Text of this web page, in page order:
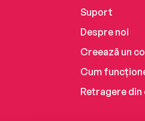
Suport
Despre noi
Creează un
Cum
Retragere din